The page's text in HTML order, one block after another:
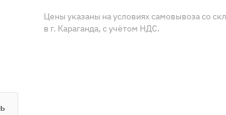
Цены указаны на условиях самовывоза со
в г. Караганда, с учётом НДС.